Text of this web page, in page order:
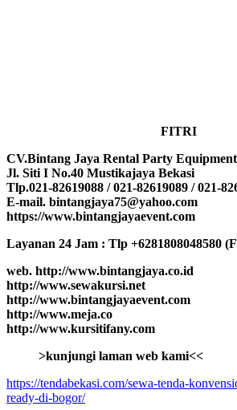
FITRI
CV.Bintang Jaya Rental Party Equipment
Jl. Siti I No.40 Mustikajaya Bekasi
Tlp.021-82619088 / 021-82619089 / 021-
E-mail. bintangjaya75@yahoo.com
https://www.bintangjayaevent.com
Layanan 24 Jam : Tlp +6281808048580
web. http://www.bintangjaya.co.id
http://www.sewakursi.net
http://www.bintangjayaevent.com
http://www.meja.co
http://www.kursitifany.com
>kunjungi laman web kami<<
https://tendabekasi.com/sewa-tenda-
ready-di-bogor/